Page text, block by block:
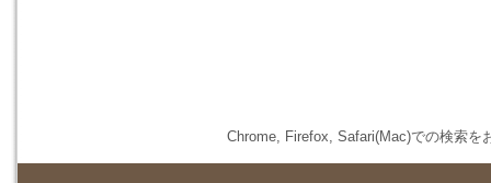
Chrome, Firefox, Safari(Mac)での検索を